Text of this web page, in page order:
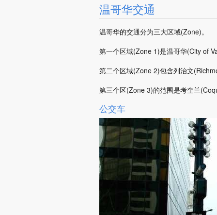
温哥华交通
温哥华的交通分为三大区域(Zone)。
第一个区域(Zone 1)是温哥华(City of
第二个区域(Zone 2)包含列治文
第三个区(Zone 3)的范围是考奎兰
公交车